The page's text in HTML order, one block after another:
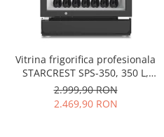
Vitrina frigorifica profesionala
STARCREST SPS-350, 350 L,
Termostat reglabil, Iluminare
LED, H 194.5 cm, Negru
2.999,90 RON
2.469,90 RON